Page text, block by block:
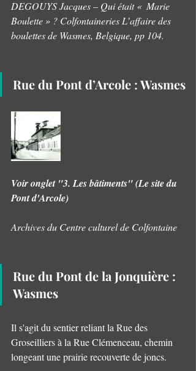
DEGOUYS Jacques – Qui était «  Marie
Boulette » ? Colfontaineries L’affaire des
boulettes de Wasmes, Belgique, pp 104.
Rue du Pont d’Arcole : Wasmes
Voir onglet "3. Les bâtiments" (Le site du
Pont d'Arcole)
Archives du Centre culturel de Colfontaine
Rue du Pont de la Jonquière :
Wasmes
Il s'agit du sentier reliant la Rue des
Groseilliers à la Rue Clémenceau, chemin
longeant une prairie recouverte de joncs.